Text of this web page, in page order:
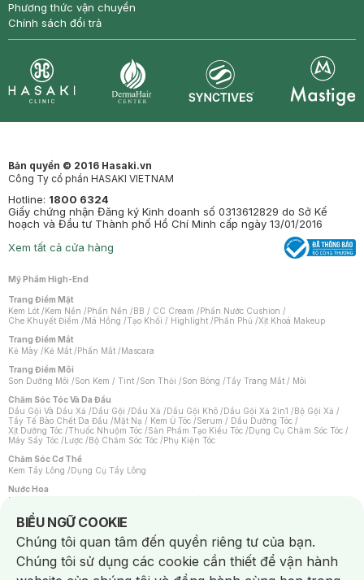
Phương thức vận chuyển
Chính sách đổi trả
Bản quyền © 2016 Hasaki.vn
Công Ty cổ phần HASAKI VIETNAM
Hotline: 1800 6324
Giấy chứng nhận Đăng ký Kinh doanh số 0313612829 do Sở Kế
hoạch và Đầu tư Thành phố Hồ Chí Minh cấp ngày 13/01/2016
Xem tất cả cửa hàng
Mỹ Phẩm High-End
Trang Điểm Mặt
Kem Lót /Kem Nền /Phấn Nền /BB / CC Cream /Phấn Nước Cushion /
Che Khuyết Điểm /Má Hồng /Tạo Khối / Highlight /Phấn Phủ /Xịt Khoá Makeup
Trang Điểm Mắt
Kẻ Mày /Kẻ Mắt /Phấn Mắt /Mascara
Trang Điểm Môi
Son Dưỡng Môi /Son Kem / Tint /Son Thỏi /Son Bóng /Tẩy Trang Mắt / Môi
Chăm Sóc Tóc Và Da Đầu
Dầu Gội Và Dầu Xả /Dầu Gội /Dầu Xả /Dầu Gội Khô /Dầu Gội Xả 2in1 /Bộ Gội Xả /
Tẩy Tế Bào Chết Da Đầu /Mặt Nạ / Kem Ủ Tóc /Serum / Dầu Dưỡng Tóc /
Xịt Dưỡng Tóc /Thuốc Nhuộm Tóc /Sản Phẩm Tạo Kiểu Tóc /Dụng Cụ Chăm Sóc Tóc /
Máy Sấy Tóc /Lược /Bộ Chăm Sóc Tóc /Phụ Kiện Tóc
Chăm Sóc Cơ Thể
Kem Tẩy Lông /Dụng Cụ Tẩy Lông
Nước Hoa
Nước Hoa Nữ
Chăm Sóc Cá Nhân
Chống Muỗi /Khẩu Trang /Máy Massage/Mặt Nạ Xông Hơi /Nước Rửa Tay/
Sản Phẩm Chăm Sóc Khác /Bàn Chải Đánh Răng /Bàn Chải Điện/
Hỗ Trợ Trắng Răng/Kem Đánh Răng /Máy Tăm Nước/ Nước Súc Miệng/
Tăm / Chỉ Nha Khoa/ Xịt Thơm Miệng / Dung Dịch Vệ Sinh/Dưỡng Vùng Kín/
BIỂU NGỮ COOKIE
Notice about cookies usage
Chúng tôi quan tâm đến quyền riêng tư của bạn.
Chúng tôi sử dụng các cookie cần thiết để vận hành